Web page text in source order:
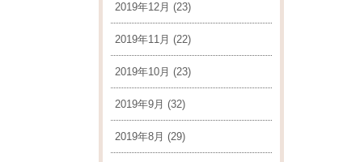
2019年12月 (23)
2019年11月 (22)
2019年10月 (23)
2019年9月 (32)
2019年8月 (29)